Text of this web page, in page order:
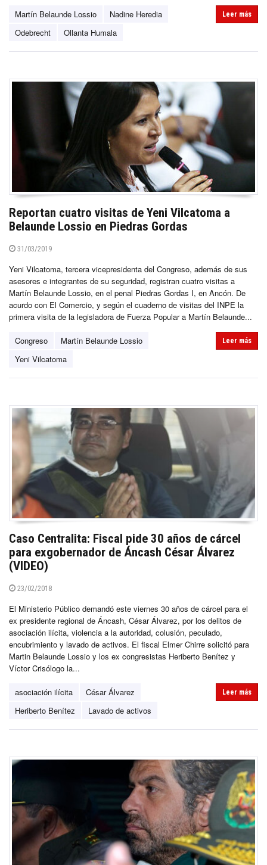
Martín Belaunde Lossio
Nadine Heredia
Odebrecht
Ollanta Humala
Leer más
Reportan cuatro visitas de Yeni Vilcatoma a
Belaunde Lossio en Piedras Gordas
31/03/2019
Yeni Vilcatoma, tercera vicepresidenta del Congreso, además de sus
asesores e integrantes de su seguridad, registran cuatro visitas a
Martín Belaunde Lossio, en el penal Piedras Gordas I, en Ancón. De
acurdo con El Comercio, y según el cuaderno de visitas del INPE la
primera visita de la legisladora de Fuerza Popular a Martín Belaunde...
Congreso
Martín Belaunde Lossio
Yeni Vilcatoma
Leer más
Caso Centralita: Fiscal pide 30 años de cárcel
para exgobernador de Áncash César Álvarez
(VIDEO)
23/02/2018
El Ministerio Público demandó este viernes 30 años de cárcel para el
ex presidente regional de Áncash, César Álvarez, por los delitos de
asociación ilícita, violencia a la autoridad, colusión, peculado,
encubrimiento y lavado de activos. El fiscal Elmer Chirre solicitó para
Martin Belaunde Lossio y los ex congresistas Heriberto Benítez y
Víctor Crisólogo la...
asociación ilícita
César Álvarez
Heriberto Benítez
Lavado de activos
Leer más